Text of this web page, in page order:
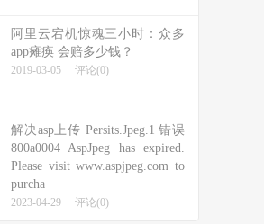
阿里云宕机惊魂三小时：众多
app瘫痪 会赔多少钱？
2019-03-05 评论(0)
解决asp上传 Persits.Jpeg.1 错误
800a0004 AspJpeg has expired.
Please visit www.aspjpeg.com to
purcha
2023-04-29 评论(0)